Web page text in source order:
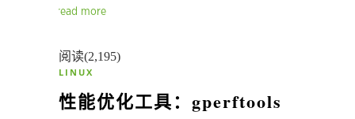
read more
阅读(2,195)
LINUX
性能优化工具：gperftools